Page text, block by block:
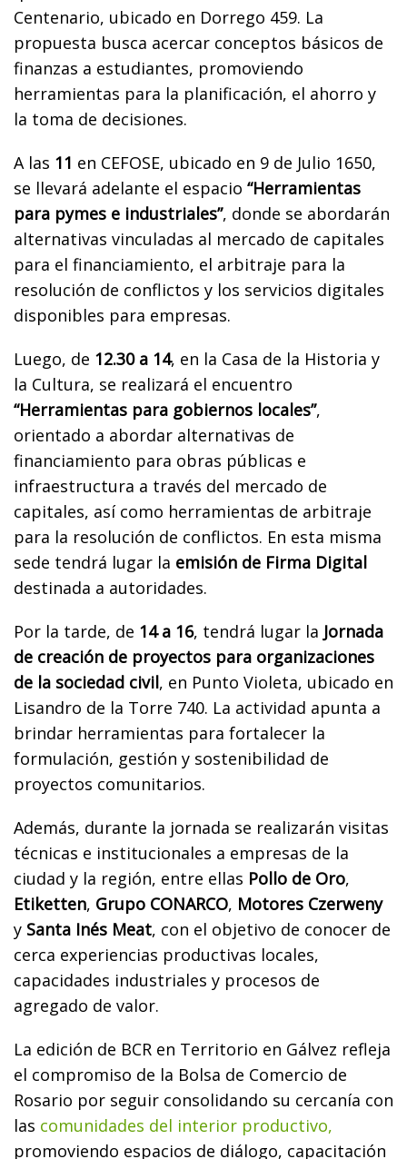
Centenario, ubicado en Dorrego 459. La
propuesta busca acercar conceptos básicos de
finanzas a estudiantes, promoviendo
herramientas para la planificación, el ahorro y
la toma de decisiones.
A las 11 en CEFOSE, ubicado en 9 de Julio 1650,
se llevará adelante el espacio “Herramientas
para pymes e industriales”, donde se abordarán
alternativas vinculadas al mercado de capitales
para el financiamiento, el arbitraje para la
resolución de conflictos y los servicios digitales
disponibles para empresas.
Luego, de 12.30 a 14, en la Casa de la Historia y
la Cultura, se realizará el encuentro
“Herramientas para gobiernos locales”,
orientado a abordar alternativas de
financiamiento para obras públicas e
infraestructura a través del mercado de
capitales, así como herramientas de arbitraje
para la resolución de conflictos. En esta misma
sede tendrá lugar la emisión de Firma Digital
destinada a autoridades.
Por la tarde, de 14 a 16, tendrá lugar la Jornada
de creación de proyectos para organizaciones
de la sociedad civil, en Punto Violeta, ubicado en
Lisandro de la Torre 740. La actividad apunta a
brindar herramientas para fortalecer la
formulación, gestión y sostenibilidad de
proyectos comunitarios.
Además, durante la jornada se realizarán visitas
técnicas e institucionales a empresas de la
ciudad y la región, entre ellas Pollo de Oro,
Etiketten, Grupo CONARCO, Motores Czerweny
y Santa Inés Meat, con el objetivo de conocer de
cerca experiencias productivas locales,
capacidades industriales y procesos de
agregado de valor.
La edición de BCR en Territorio en Gálvez refleja
el compromiso de la Bolsa de Comercio de
Rosario por seguir consolidando su cercanía con
las comunidades del interior productivo,
promoviendo espacios de diálogo, capacitación